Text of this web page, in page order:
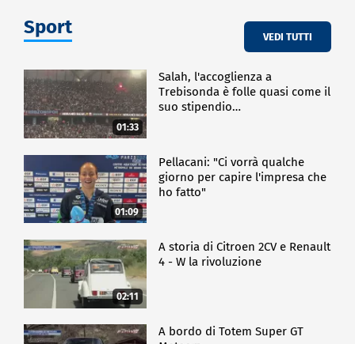
Sport VEDI TUTTI
01:33
Salah, l'accoglienza a
Trebisonda è folle quasi come il
suo stipendio…
01:09
Pellacani: "Ci vorrà qualche
giorno per capire l'impresa che
ho fatto"
02:11
A storia di Citroen 2CV e Renault
4 - W la rivoluzione
A bordo di Totem Super GT